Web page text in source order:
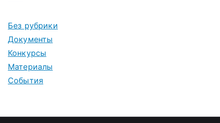
Без рубрики
Документы
Конкурсы
Материалы
События